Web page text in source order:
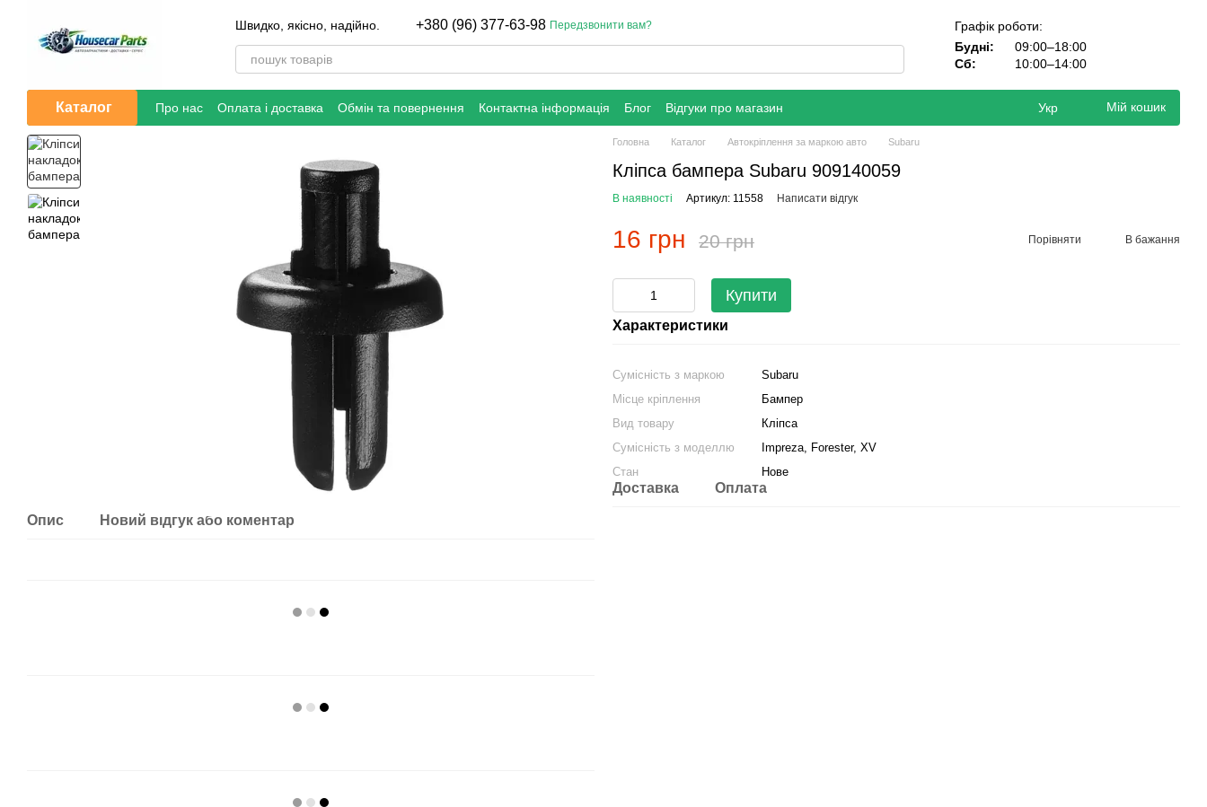
Швидко, якісно, надійно.
+380 (96) 377-63-98 Передзвонити вам?
Графік роботи:
Будні:
09:00–18:00
Сб:
10:00–14:00
Каталог Про нас Оплата і доставка Обмін та повернення Контактна інформація Блог Відгуки про магазин Укр Мій кошик
Опис Новий відгук або коментар
Головна Каталог Автокріплення за маркою авто Subaru
Кліпса бампера Subaru 909140059
В наявності Артикул: 11558 Написати відгук
16 грн 20 грн Порівняти В бажання
Купити
Характеристики
Сумісність з маркою
Subaru
Місце кріплення
Бампер
Вид товару
Кліпса
Сумісність з моделлю
Impreza, Forester, XV
Стан
Нове
Доставка Оплата